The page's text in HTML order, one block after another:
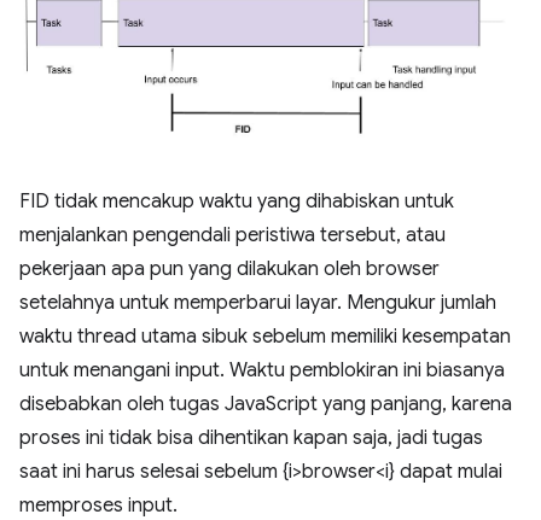
FID tidak mencakup waktu yang dihabiskan untuk
menjalankan pengendali peristiwa tersebut, atau
pekerjaan apa pun yang dilakukan oleh browser
setelahnya untuk memperbarui layar. Mengukur jumlah
waktu thread utama sibuk sebelum memiliki kesempatan
untuk menangani input. Waktu pemblokiran ini biasanya
disebabkan oleh tugas JavaScript yang panjang, karena
proses ini tidak bisa dihentikan kapan saja, jadi tugas
saat ini harus selesai sebelum {i>browser<i} dapat mulai
memproses input.